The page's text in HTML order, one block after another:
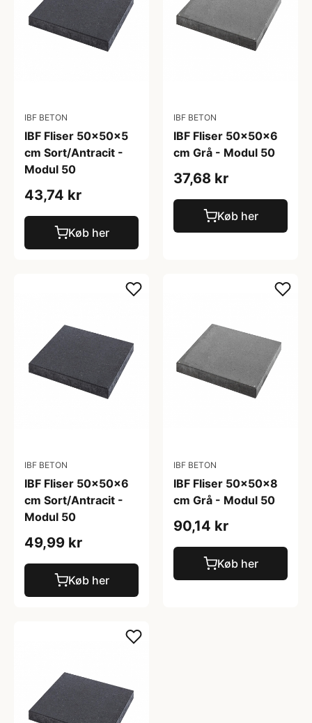
IBF BETON
IBF Fliser 50x50x5
cm Sort/Antracit -
Modul 50
43,74 kr
Køb her
IBF BETON
IBF Fliser 50x50x6
cm Grå - Modul 50
37,68 kr
Køb her
IBF BETON
IBF Fliser 50x50x6
cm Sort/Antracit -
Modul 50
49,99 kr
Køb her
IBF BETON
IBF Fliser 50x50x8
cm Grå - Modul 50
90,14 kr
Køb her